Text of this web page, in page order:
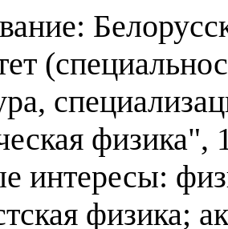
физика",
интересы:
физика;